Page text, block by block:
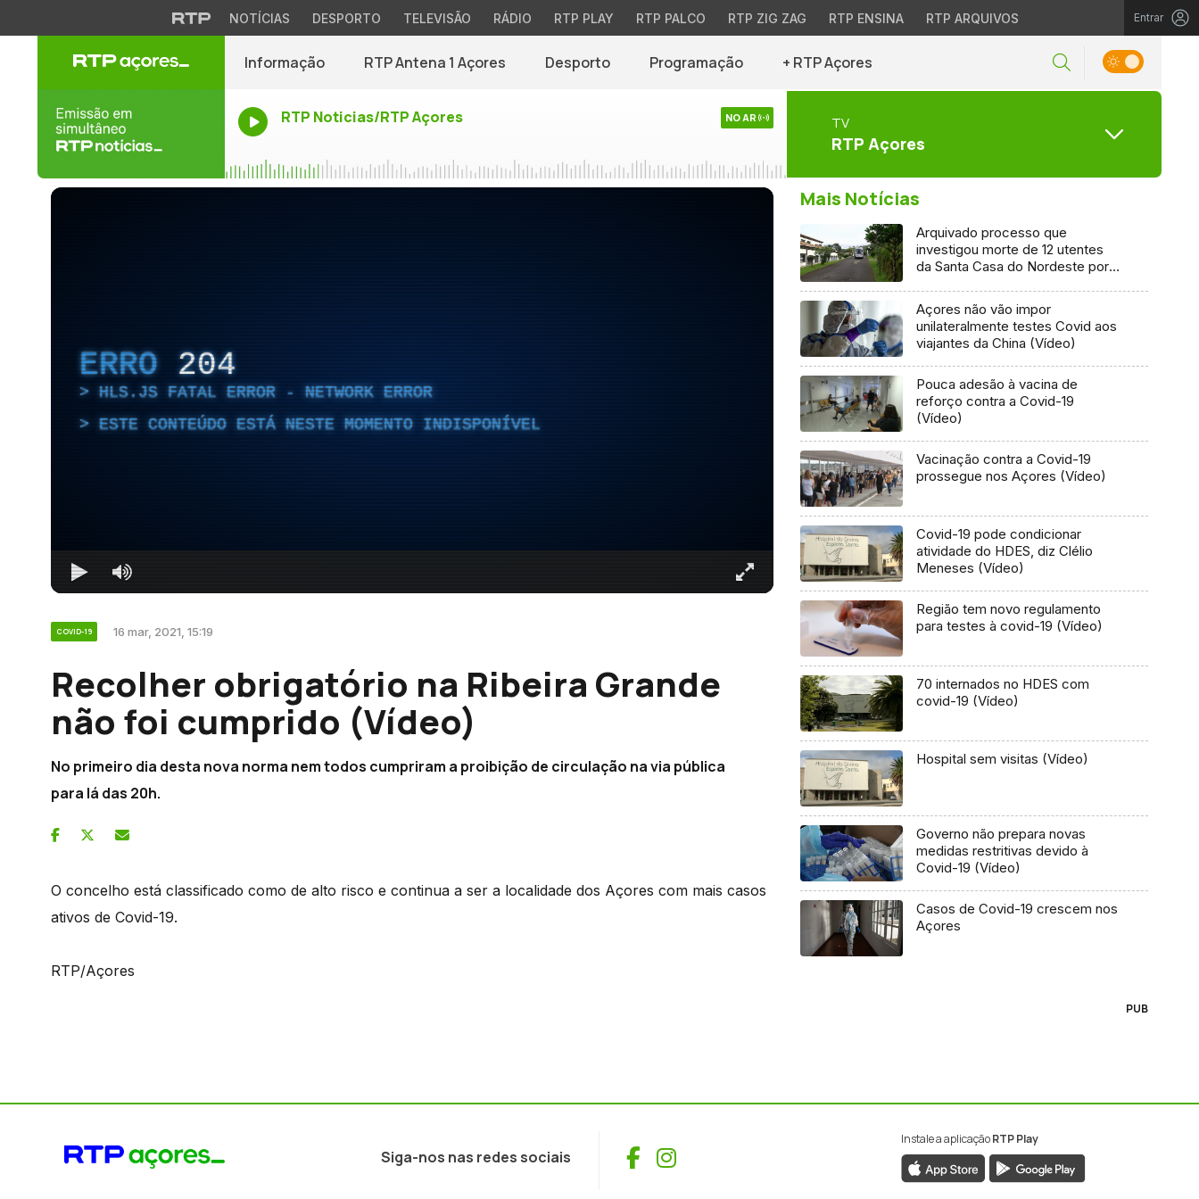
NOTÍCIAS DESPORTO TELEVISÃO RÁDIO RTP PLAY RTP PALCO RTP ZIG ZAG RTP ENSINA RTP ARQUIVOS Entrar
Informação RTP Antena 1 Açores Desporto Programação + RTP Açores
RTP Noticias/RTP Açores NO AR TV
RTP Açores
ERRO 204
HLS.JS FATAL ERROR - NETWORK ERROR
ESTE CONTEÚDO ESTÁ NESTE MOMENTO INDISPONÍVEL
COVID-19 16 mar, 2021, 15:19
Recolher obrigatório na Ribeira Grande
não foi cumprido (Vídeo)
No primeiro dia desta nova norma nem todos cumpriram a proibição de circulação na via pública
para lá das 20h.
O concelho está classificado como de alto risco e continua a ser a localidade dos Açores com mais casos
ativos de Covid-19.
RTP/Açores
Mais Notícias
Arquivado processo que
investigou morte de 12 utentes
da Santa Casa do Nordeste por
Açores não vão impor
unilateralmente testes Covid aos
viajantes da China (Vídeo)
Pouca adesão à vacina de
reforço contra a Covid-19
(Vídeo)
Vacinação contra a Covid-19
prossegue nos Açores (Vídeo)
Covid-19 pode condicionar
atividade do HDES, diz Clélio
Meneses (Vídeo)
Região tem novo regulamento
para testes à covid-19 (Vídeo)
70 internados no HDES com
covid-19 (Vídeo)
Hospital sem visitas (Vídeo)
Governo não prepara novas
medidas restritivas devido à
Covid-19 (Vídeo)
Casos de Covid-19 crescem nos
Açores
PUB
Siga-nos nas redes sociais Facebook
Instagram
Instale a aplicaçãoRTP Play